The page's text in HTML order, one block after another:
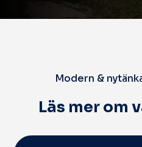
Modern &
Läs mer om